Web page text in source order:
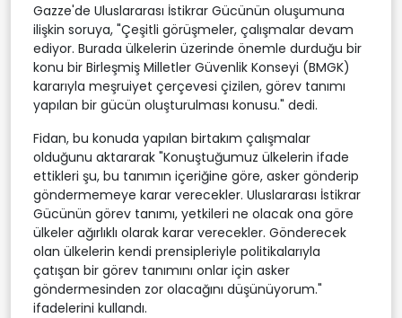
Gazze'de Uluslararası İstikrar Gücünün oluşumuna
ilişkin soruya, "Çeşitli görüşmeler, çalışmalar devam
ediyor. Burada ülkelerin üzerinde önemle durduğu bir
konu bir Birleşmiş Milletler Güvenlik Konseyi (BMGK)
kararıyla meşruiyet çerçevesi çizilen, görev tanımı
yapılan bir gücün oluşturulması konusu." dedi.
Fidan, bu konuda yapılan birtakım çalışmalar
olduğunu aktararak "Konuştuğumuz ülkelerin ifade
ettikleri şu, bu tanımın içeriğine göre, asker gönderip
göndermemeye karar verecekler. Uluslararası İstikrar
Gücünün görev tanımı, yetkileri ne olacak ona göre
ülkeler ağırlıklı olarak karar verecekler. Gönderecek
olan ülkelerin kendi prensipleriyle politikalarıyla
çatışan bir görev tanımını onlar için asker
göndermesinden zor olacağını düşünüyorum."
ifadelerini kullandı.